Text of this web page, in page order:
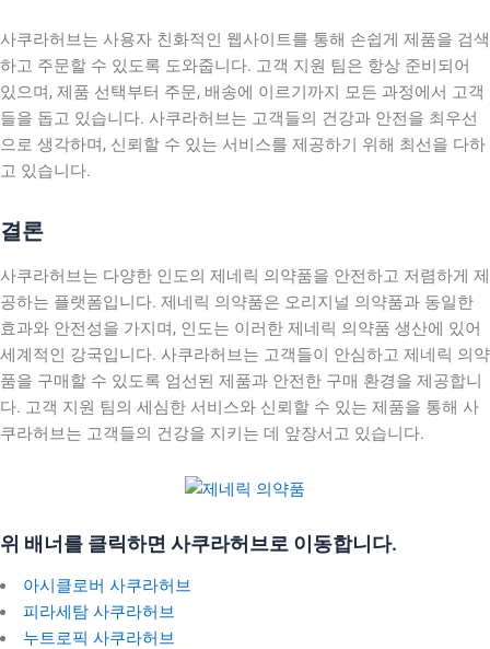
사쿠라허브는 사용자 친화적인 웹사이트를 통해 손쉽게 제품을 검색
하고 주문할 수 있도록 도와줍니다. 고객 지원 팀은 항상 준비되어
있으며, 제품 선택부터 주문, 배송에 이르기까지 모든 과정에서 고객
들을 돕고 있습니다. 사쿠라허브는 고객들의 건강과 안전을 최우선
으로 생각하며, 신뢰할 수 있는 서비스를 제공하기 위해 최선을 다하
고 있습니다.
결론
사쿠라허브는 다양한 인도의 제네릭 의약품을 안전하고 저렴하게 제
공하는 플랫폼입니다. 제네릭 의약품은 오리지널 의약품과 동일한
효과와 안전성을 가지며, 인도는 이러한 제네릭 의약품 생산에 있어
세계적인 강국입니다. 사쿠라허브는 고객들이 안심하고 제네릭 의약
품을 구매할 수 있도록 엄선된 제품과 안전한 구매 환경을 제공합니
다. 고객 지원 팀의 세심한 서비스와 신뢰할 수 있는 제품을 통해 사
쿠라허브는 고객들의 건강을 지키는 데 앞장서고 있습니다.
위 배너를 클릭하면 사쿠라허브로 이동합니다.
아시클로버 사쿠라허브
피라세탐 사쿠라허브
누트로픽 사쿠라허브